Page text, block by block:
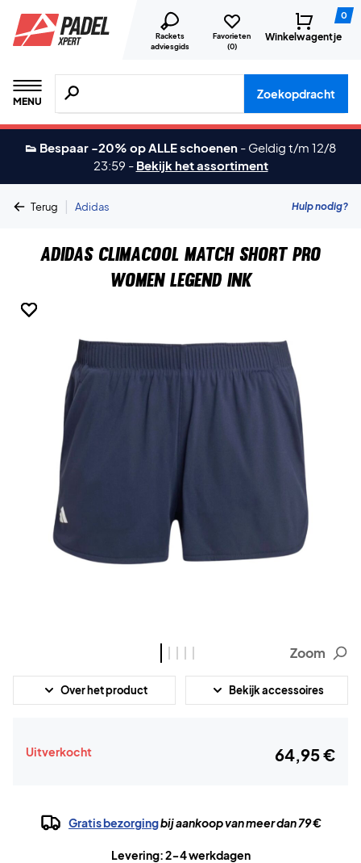
Rackets
adviesgids
Favorieten
(0)
0
Winkelwagentje
MENU
Zoeken naar producten, merken etc.
Zoekopdracht
👟 Bespaar -20% op ALLE schoenen - Geldig t/m 12/8
23:59 - Bekijk het assortiment
Terug | Adidas Hulp nodig?
Adidas Climacool Match Short Pro
Women Legend Ink
Zoom
Over het product Bekijk accessoires
Uitverkocht 64,95 €
Gratis bezorgingbij aankoop van meer dan 79 €
Levering: 2-4 werkdagen